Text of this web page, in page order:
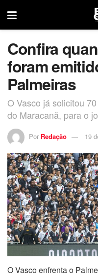
Confira
foram
Palmeiras
O Vasco já solicitou
do Maracanã, para o
Por Redação 19
O Vasco enfrenta o